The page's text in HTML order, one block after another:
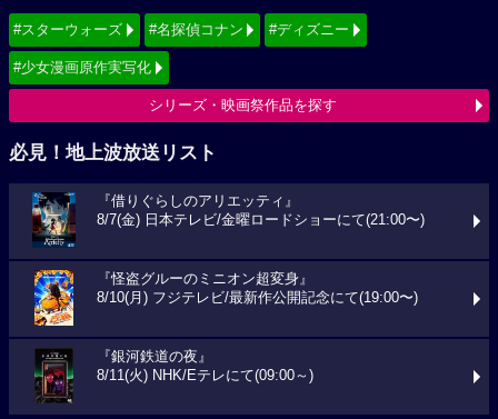
#スターウォーズ #名探偵コナン #ディズニー
#少女漫画原作実写化
シリーズ・映画祭作品を探す
必見！地上波放送リスト
『借りぐらしのアリエッティ』
8/7(金) 日本テレビ/金曜ロードショーにて(21:00〜)
『怪盗グルーのミニオン超変身』
8/10(月) フジテレビ/最新作公開記念にて(19:00〜)
『銀河鉄道の夜』
8/11(火) NHK/Eテレにて(09:00～)